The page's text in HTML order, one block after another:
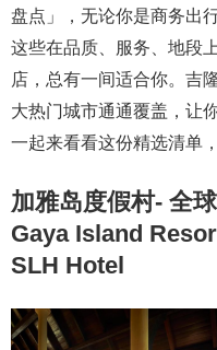
盘点」，无论你是商务出
这些在品质、服务、地段
店，总有一间适合你。
大热门城市通通覆盖，让
一起来看看这份精选清单
加雅岛度假村- 全
Gaya Island
SLH Hotel